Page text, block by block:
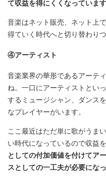
て収益を得にくくなっています
音楽はネット販売、ネット上
得ていく時代へと切り替わりつ
④アーティスト
音楽業界の華形であるアーテ
ね。一口にアーティストとい
するミュージシャン、ダンス
なプレイヤーがいます。
ここ最近はただ単に歌がうま
い時代になっているので収益
としての付加価値を付けてア
スとしての一工夫が必要にな